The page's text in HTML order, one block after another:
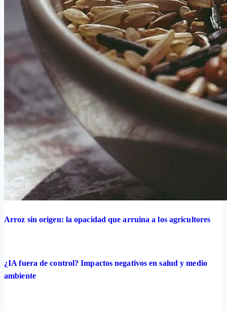
Arroz sin origen: la opacidad que arruina a los agricultores
¿IA fuera de control? Impactos negativos en salud y medio
ambiente